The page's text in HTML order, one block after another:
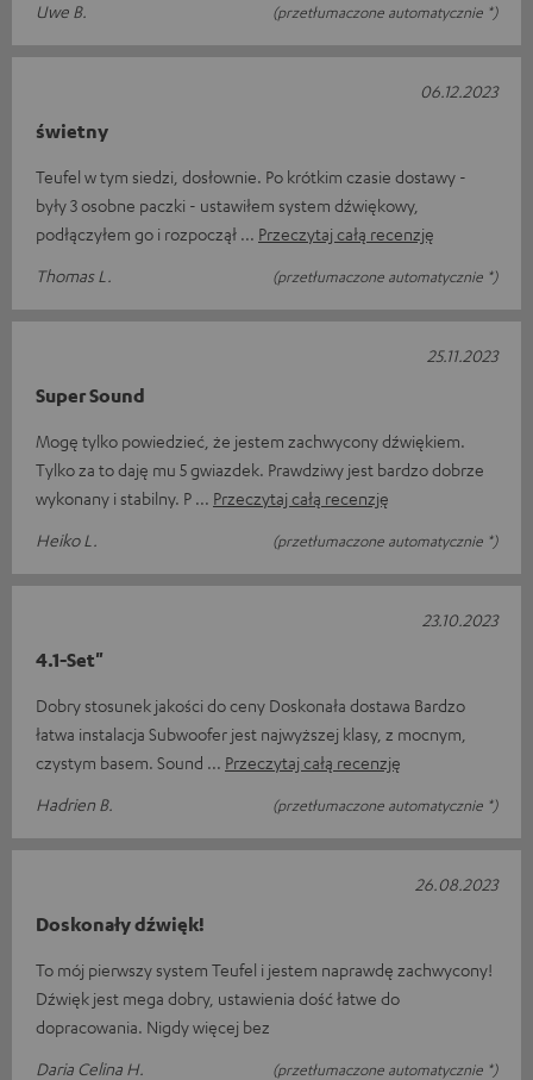
Uwe B. (przetłumaczone automatycznie *)
świetny
Teufel w tym siedzi, dosłownie. Po krótkim czasie dostawy -
były 3 osobne paczki - ustawiłem system dźwiękowy,
podłączyłem go i rozpoczął
Przeczytaj całą recenzję
Thomas L.
(przetłumaczone automatycznie *)
06.12.2023
Super Sound
Mogę tylko powiedzieć, że jestem zachwycony dźwiękiem.
Tylko za to daję mu 5 gwiazdek. Prawdziwy jest bardzo dobrze
wykonany i stabilny. P
Przeczytaj całą recenzję
Heiko L.
(przetłumaczone automatycznie *)
25.11.2023
4.1-Set"
Dobry stosunek jakości do ceny Doskonała dostawa Bardzo
łatwa instalacja Subwoofer jest najwyższej klasy, z mocnym,
czystym basem. Sound
Przeczytaj całą recenzję
Hadrien B.
(przetłumaczone automatycznie *)
23.10.2023
Doskonały dźwięk!
To mój pierwszy system Teufel i jestem naprawdę zachwycony!
Dźwięk jest mega dobry, ustawienia dość łatwe do
dopracowania. Nigdy więcej bez
Daria Celina H.
(przetłumaczone automatycznie *)
26.08.2023